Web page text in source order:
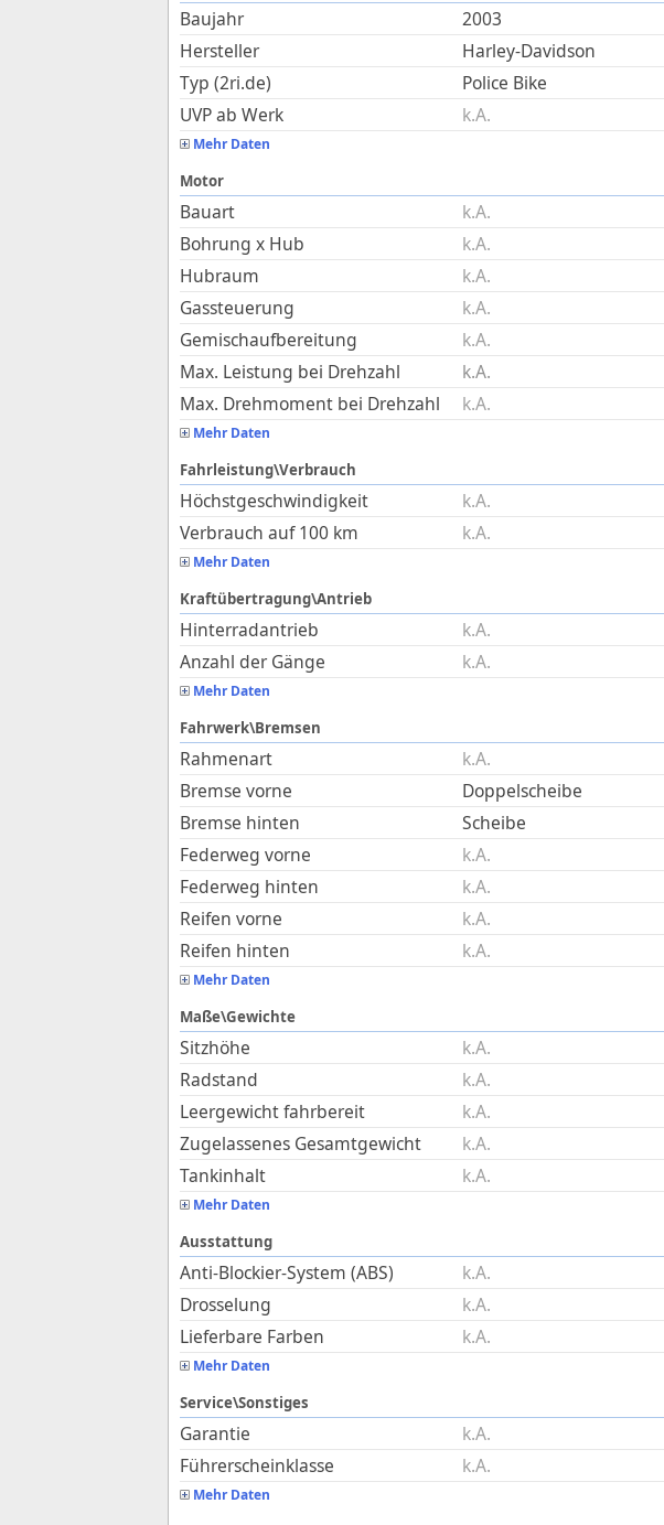
Baujahr
2003
Hersteller
Harley-Davidson
Typ (2ri.de)
Police Bike
UVP ab Werk
k.A.
Mehr Daten
Motor
Bauart
k.A.
Bohrung x Hub
k.A.
Hubraum
k.A.
Gassteuerung
k.A.
Gemischaufbereitung
k.A.
Max. Leistung bei Drehzahl
k.A.
Max. Drehmoment bei Drehzahl
k.A.
Mehr Daten
Fahrleistung\Verbrauch
Höchstgeschwindigkeit
k.A.
Verbrauch auf 100 km
k.A.
Mehr Daten
Kraftübertragung\Antrieb
Hinterradantrieb
k.A.
Anzahl der Gänge
k.A.
Mehr Daten
Fahrwerk\Bremsen
Rahmenart
k.A.
Bremse vorne
Doppelscheibe
Bremse hinten
Scheibe
Federweg vorne
k.A.
Federweg hinten
k.A.
Reifen vorne
k.A.
Reifen hinten
k.A.
Mehr Daten
Maße\Gewichte
Sitzhöhe
k.A.
Radstand
k.A.
Leergewicht fahrbereit
k.A.
Zugelassenes Gesamtgewicht
k.A.
Tankinhalt
k.A.
Mehr Daten
Ausstattung
Anti-Blockier-System (ABS)
k.A.
Drosselung
k.A.
Lieferbare Farben
k.A.
Mehr Daten
Service\Sonstiges
Garantie
k.A.
Führerscheinklasse
k.A.
Mehr Daten